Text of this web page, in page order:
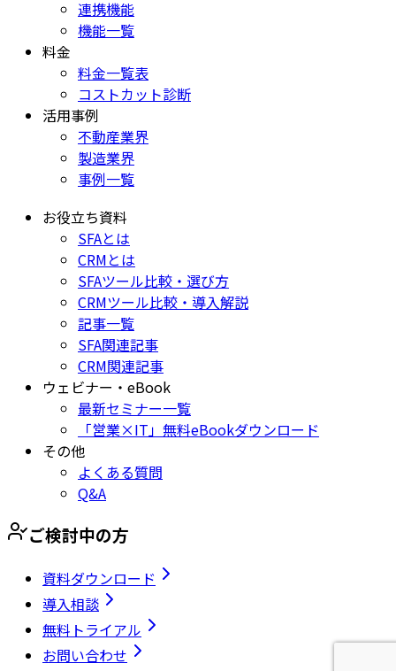
連携機能
機能一覧
料金
料金一覧表
コストカット診断
活用事例
不動産業界
製造業界
事例一覧
お役立ち資料
SFAとは
CRMとは
SFAツール比較・選び方
CRMツール比較・導入解説
記事一覧
SFA関連記事
CRM関連記事
ウェビナー・eBook
最新セミナー一覧
「営業×IT」無料eBookダウンロード
その他
よくある質問
Q&A
ご検討中の方
資料ダウンロード
導入相談
無料トライアル
お問い合わせ